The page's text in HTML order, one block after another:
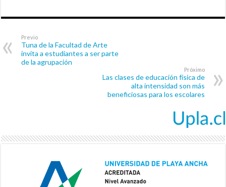
Previo
Tuna de la Facultad de Arte
invita a estudiantes a ser parte
de la agrupación
Próximo
Las clases de educación física de
alta intensidad son más
beneficiosas para los escolares